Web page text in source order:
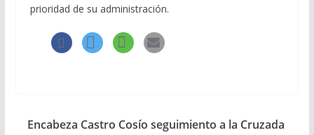
prioridad de su administración.
Encabeza Castro Cosío seguimiento a la Cruzada